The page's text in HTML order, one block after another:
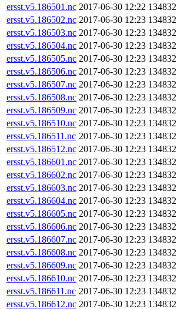
ersst.v5.186501.nc 2017-06-30 12:22 134832
ersst.v5.186502.nc 2017-06-30 12:23 134832
ersst.v5.186503.nc 2017-06-30 12:23 134832
ersst.v5.186504.nc 2017-06-30 12:23 134832
ersst.v5.186505.nc 2017-06-30 12:23 134832
ersst.v5.186506.nc 2017-06-30 12:23 134832
ersst.v5.186507.nc 2017-06-30 12:23 134832
ersst.v5.186508.nc 2017-06-30 12:23 134832
ersst.v5.186509.nc 2017-06-30 12:23 134832
ersst.v5.186510.nc 2017-06-30 12:23 134832
ersst.v5.186511.nc 2017-06-30 12:23 134832
ersst.v5.186512.nc 2017-06-30 12:23 134832
ersst.v5.186601.nc 2017-06-30 12:23 134832
ersst.v5.186602.nc 2017-06-30 12:23 134832
ersst.v5.186603.nc 2017-06-30 12:23 134832
ersst.v5.186604.nc 2017-06-30 12:23 134832
ersst.v5.186605.nc 2017-06-30 12:23 134832
ersst.v5.186606.nc 2017-06-30 12:23 134832
ersst.v5.186607.nc 2017-06-30 12:23 134832
ersst.v5.186608.nc 2017-06-30 12:23 134832
ersst.v5.186609.nc 2017-06-30 12:23 134832
ersst.v5.186610.nc 2017-06-30 12:23 134832
ersst.v5.186611.nc 2017-06-30 12:23 134832
ersst.v5.186612.nc 2017-06-30 12:23 134832